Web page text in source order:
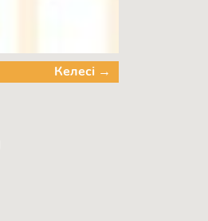
Келесі →